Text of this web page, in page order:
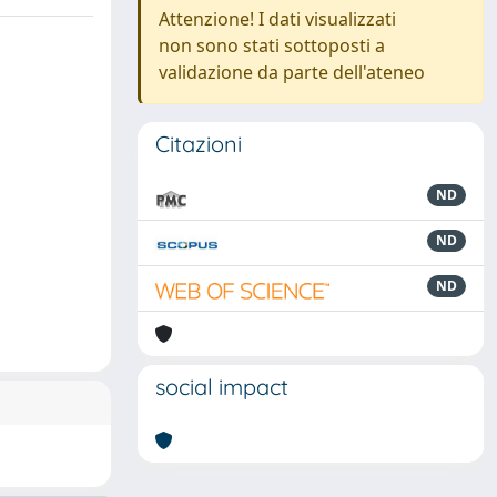
Attenzione! I dati visualizzati
non sono stati sottoposti a
validazione da parte dell'ateneo
Citazioni
ND
ND
ND
social impact